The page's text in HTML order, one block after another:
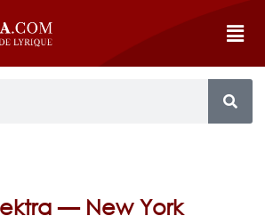
— New York